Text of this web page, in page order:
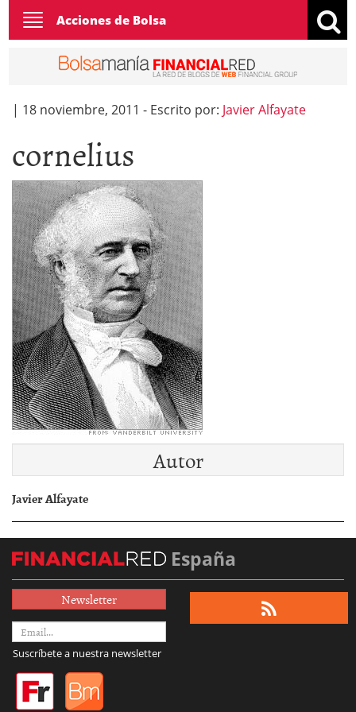
Toggle
navigation
Acciones de Bolsa
| 18 noviembre, 2011 - Escrito por: Javier Alfayate
cornelius
Autor
Javier Alfayate
España
Newsletter
Suscríbete a nuestra newsletter